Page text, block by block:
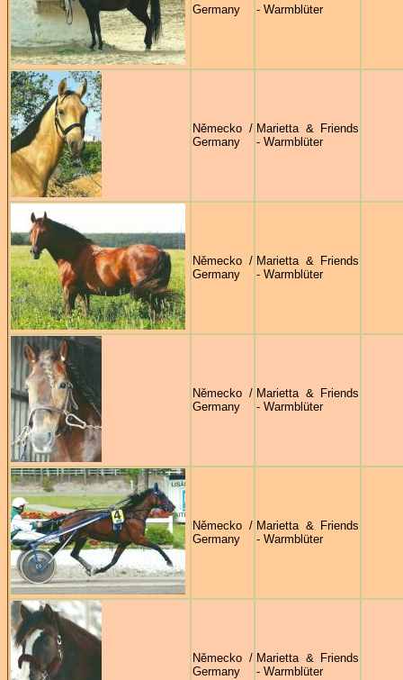
Germany
- Warmblüter
Německo /
Germany
Marietta & Friends
- Warmblüter
Německo /
Germany
Marietta & Friends
- Warmblüter
Německo /
Germany
Marietta & Friends
- Warmblüter
Německo /
Germany
Marietta & Friends
- Warmblüter
Německo /
Germany
Marietta & Friends
- Warmblüter